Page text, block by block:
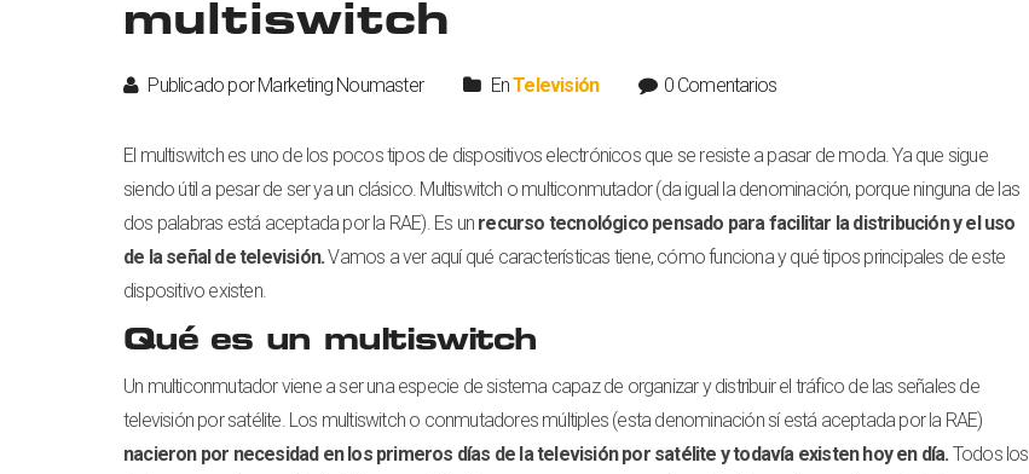
multiswitch
Publicado por Marketing Noumaster EnTelevisión 0 Comentarios
El multiswitch es uno de los pocos tipos de dispositivos electrónicos que se resiste a pasar de moda. Ya que sigue
siendo útil a pesar de ser ya un clásico. Multiswitch o multiconmutador (da igual la denominación, porque ninguna de las
dos palabras está aceptada por la RAE). Es un recurso tecnológico pensado para facilitar la distribución y el uso
de la señal de televisión.Vamos a ver aquí qué características tiene, cómo funciona y qué tipos principales de este
dispositivo existen.
Qué es un multiswitch
Un multiconmutador viene a ser una especie de sistema capaz de organizar y distribuir el tráfico de las señales de
televisión por satélite. Los multiswitch o conmutadores múltiples (esta denominación sí está aceptada por la RAE)
nacieron por necesidad en los primeros días de la televisión por satélite y todavía existen hoy en día. Todos los